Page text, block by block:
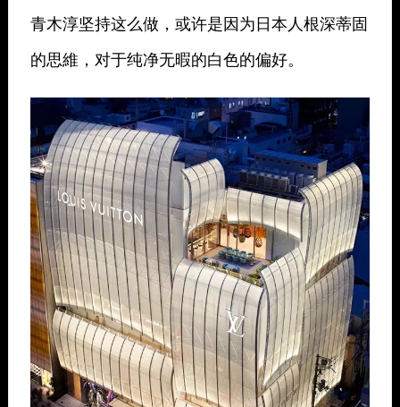
青木淳坚持这么做，或许是因为日本人根深蒂固
的思維，对于纯净无暇的白色的偏好。